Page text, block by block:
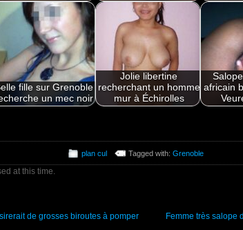
fille sur Grenoble
un mec noir
Jolie libertine
recherchant un homme
mur à Échirolles
africain
plan cul Tagged with: Grenoble
at this time.
de grosses biroutes à pomper
Femme très salope